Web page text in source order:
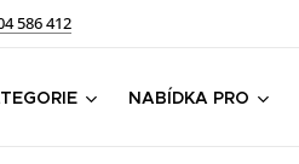
586 412
NABÍDKA PRO